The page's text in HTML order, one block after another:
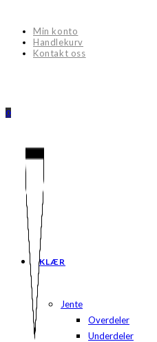
contentMin konto
Handlekurv
Kontakt oss
0
KLÆR
Jente
Overdeler
Underdeler